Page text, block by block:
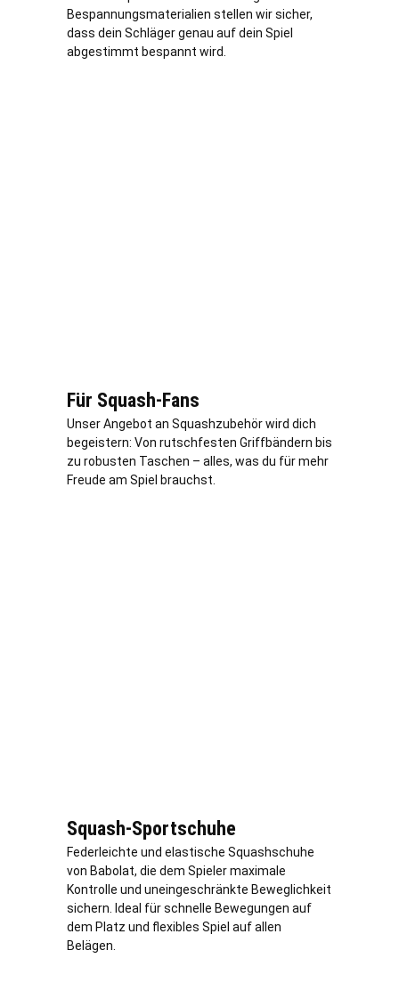
Bespannungsmaterialien stellen wir sicher,
dass dein Schläger genau auf dein Spiel
abgestimmt bespannt wird.
Für Squash-Fans
Unser Angebot an Squashzubehör wird dich
begeistern: Von rutschfesten Griffbändern bis
zu robusten Taschen – alles, was du für mehr
Freude am Spiel brauchst.
Squash-Sportschuhe
Federleichte und elastische Squashschuhe
von Babolat, die dem Spieler maximale
Kontrolle und uneingeschränkte Beweglichkeit
sichern. Ideal für schnelle Bewegungen auf
dem Platz und flexibles Spiel auf allen
Belägen.